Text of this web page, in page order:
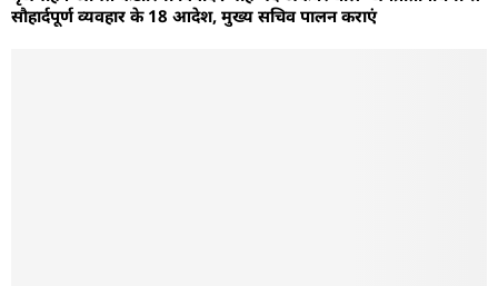
सौहार्दपूर्ण व्यवहार के 18 आदेश, मुख्य सचिव पालन कराएं